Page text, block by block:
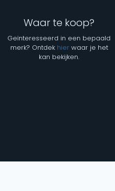
Waar te koop?
Geïnteresseerd in een bepaald
merk? Ontdek hierwaar je het
kan bekijken.